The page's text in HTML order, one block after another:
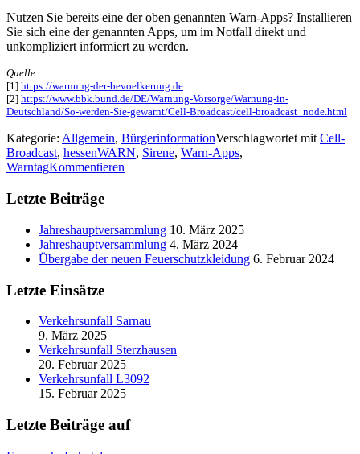
Nutzen Sie bereits eine der oben genannten Warn-Apps? Installieren
Sie sich eine der genannten Apps, um im Notfall direkt und
unkompliziert informiert zu werden.
Quelle:
[1] https://warnung-der-bevoelkerung.de
[2] https://www.bbk.bund.de/DE/Warnung-Vorsorge/Warnung-in-
Deutschland/So-werden-Sie-gewarnt/Cell-Broadcast/cell-broadcast_node.html
Kategorie: Allgemein, BürgerinformationVerschlagwortet mitCell-
Broadcast, hessenWARN, Sirene, Warn-Apps,
WarntagKommentieren
Letzte Beiträge
Jahreshauptversammlung 10. März 2025
Jahreshauptversammlung 4. März 2024
Übergabe der neuen Feuerschutzkleidung 6. Februar 2024
Letzte Einsätze
Verkehrsunfall Sarnau
9. März 2025
Verkehrsunfall Sterzhausen
20. Februar 2025
Verkehrsunfall L3092
15. Februar 2025
Letzte Beiträge auf